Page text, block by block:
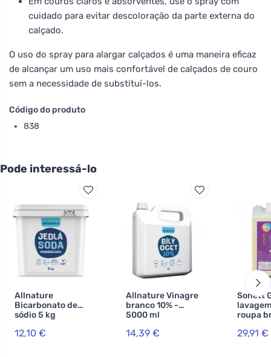
cuidado para evitar descoloração da parte externa do
calçado.
O uso do spray para alargar calçados é uma maneira eficaz
de alcançar um uso mais confortável de calçados de couro
sem a necessidade de substituí-los.
Código do produto
838
Pode interessá-lo
Allnature
Bicarbonato de
sódio 5 kg
12,10 €
Allnature Vinagre
branco 10% -
5000 ml
14,39 €
Sonett
roupa
29,91 €